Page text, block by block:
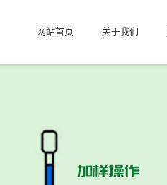
网站首页 关于我们